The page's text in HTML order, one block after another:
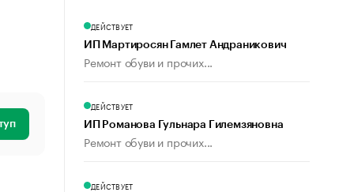
ДЕЙСТВУЕТ
ИП Мартиросян Гамлет Андраникович
Ремонт обуви и прочих...
ДЕЙСТВУЕТ
ИП Романова Гульнара Гилемзяновна
Ремонт обуви и прочих...
ДЕЙСТВУЕТ